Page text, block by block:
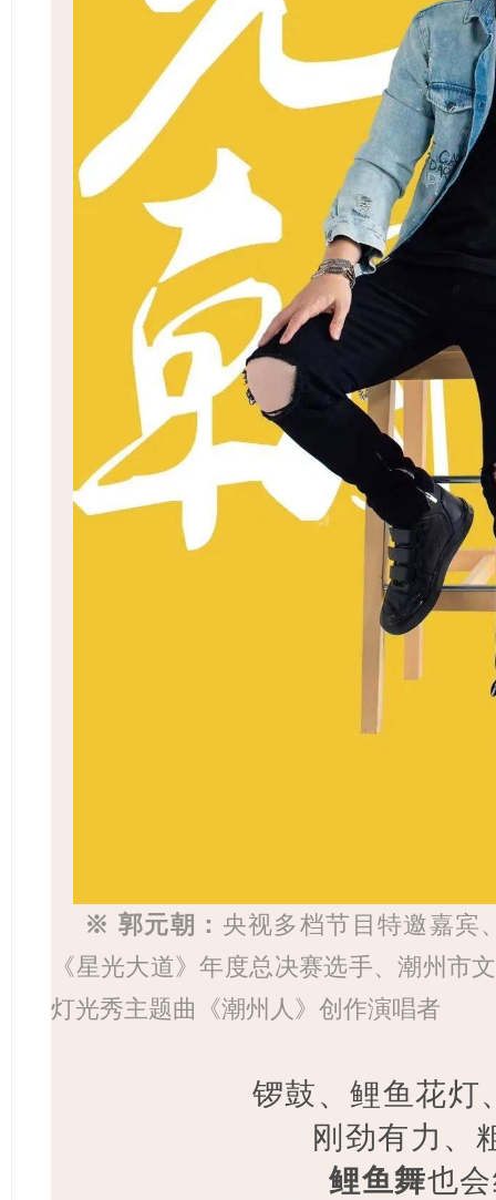
※ 郭元朝： 央视多档节目特邀嘉宾
《星光大道》年度总决赛选手、潮州市
灯光秀主题曲《潮州人》创作演唱者
锣鼓、鲤鱼花灯
刚劲有力、
鲤鱼舞也